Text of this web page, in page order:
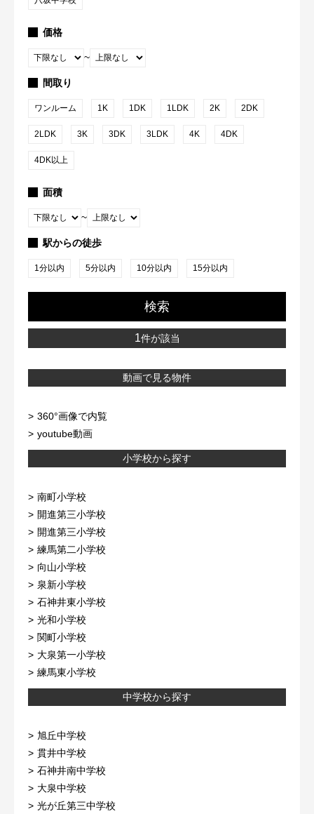
価格
~
間取り
ワンルーム 1K 1DK 1LDK 2K 2DK
2LDK 3K 3DK 3LDK 4K 4DK
4DK以上
面積
~
駅からの徒歩
1分以内 5分以内 10分以内 15分以内
検索
1件が該当
動画で見る物件
360°画像で内覧
youtube動画
小学校から探す
南町小学校
開進第三小学校
開進第三小学校
練馬第二小学校
向山小学校
泉新小学校
石神井東小学校
光和小学校
関町小学校
大泉第一小学校
練馬東小学校
中学校から探す
旭丘中学校
貫井中学校
石神井南中学校
大泉中学校
光が丘第三中学校